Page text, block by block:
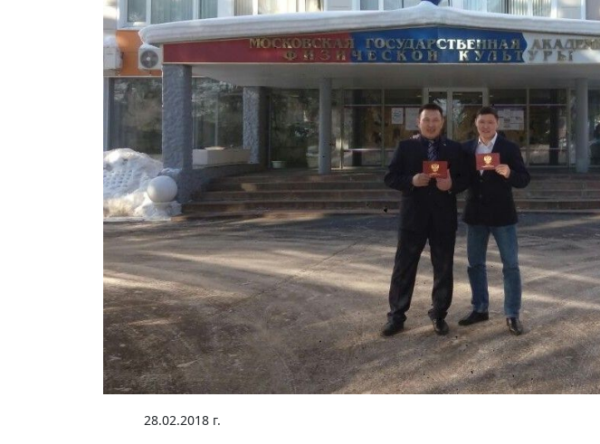
28.02.2018 г.